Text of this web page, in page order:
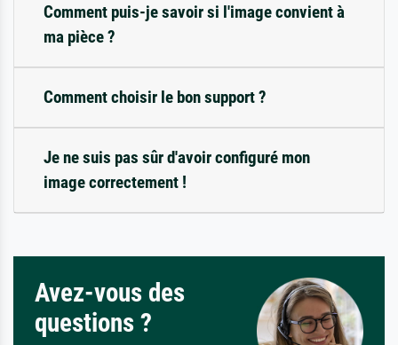
Comment puis-je savoir si l'image convient à
ma pièce ?
Comment choisir le bon support ?
Je ne suis pas sûr d'avoir configuré mon
image correctement !
Avez-vous des
questions ?